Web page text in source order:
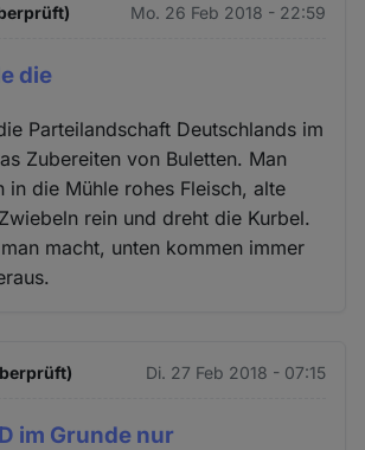
Mo. 26 Feb 2018 - 22:59
die
Parteilandschaft Deutschlands im
Zubereiten von Buletten. Man
in die Mühle rohes Fleisch, alte
rein und dreht die Kurbel.
macht, unten kommen immer
Di. 27 Feb 2018 - 07:15
im Grunde nur